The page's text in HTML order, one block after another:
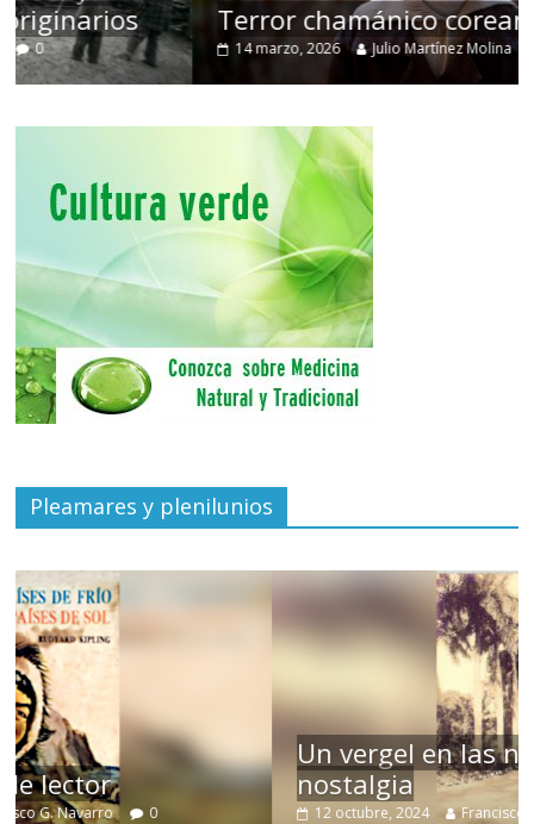
Terror chamánico coreano
14 marzo, 2026 Julio Martínez Molina 0
Pleamares y plenilunios
Un vergel en las nieblas de la
nostalgia
12 octubre, 2024 Francisco G. Navarro 0